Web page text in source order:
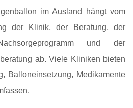
im Ausland hängt vom
der Klinik, der Beratung, der
und der
ab. Viele Kliniken bieten
Balloneinsetzung, Medikamente